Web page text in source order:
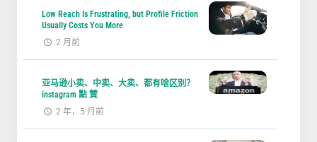
Low Reach Is Frustrating, but Profile Friction
Usually Costs You More
2 月前
亚马逊小卖、中卖、大卖、都有啥区别？
instagram 點 贊
2 年，5 月前